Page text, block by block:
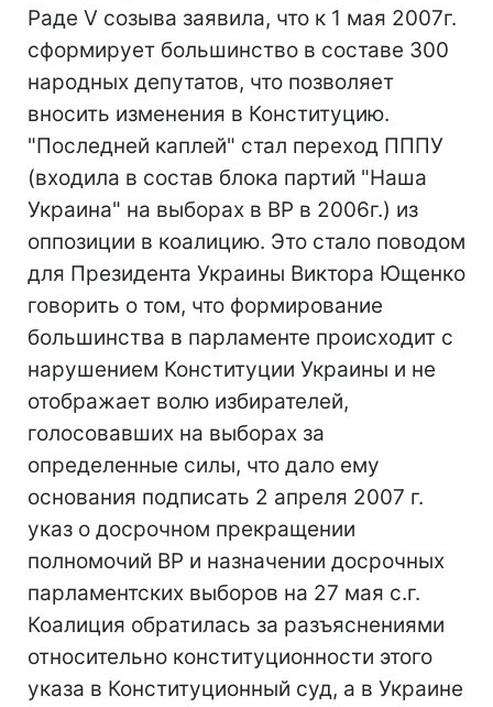
Раде V созыва заявила, что к 1 мая 2007г.
сформирует большинство в составе 300
народных депутатов, что позволяет
вносить изменения в Конституцию.
"Последней каплей" стал переход ПППУ
(входила в состав блока партий "Наша
Украина" на выборах в ВР в 2006г.) из
оппозиции в коалицию. Это стало поводом
для Президента Украины Виктора Ющенко
говорить о том, что формирование
большинства в парламенте происходит с
нарушением Конституции Украины и не
отображает волю избирателей,
голосовавших на выборах за
определенные силы, что дало ему
основания подписать 2 апреля 2007 г.
указ о досрочном прекращении
полномочий ВР и назначении досрочных
парламентских выборов на 27 мая с.г.
Коалиция обратилась за разъяснениями
относительно конституционности этого
указа в Конституционный суд, а в Украине